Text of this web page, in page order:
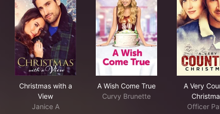
Christmas with a
View
Janice A
A Wish Come True
Curvy Brunette
A Very
Officer